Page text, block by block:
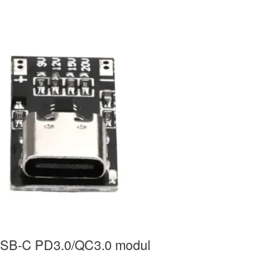
C PD3.0/QC3.0 modul